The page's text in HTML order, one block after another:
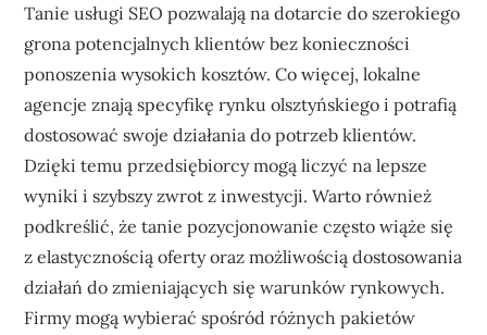
Tanie usługi SEO pozwalają na dotarcie do szerokiego
grona potencjalnych klientów bez konieczności
ponoszenia wysokich kosztów. Co więcej, lokalne
agencje znają specyfikę rynku olsztyńskiego i potrafią
dostosować swoje działania do potrzeb klientów.
Dzięki temu przedsiębiorcy mogą liczyć na lepsze
wyniki i szybszy zwrot z inwestycji. Warto również
podkreślić, że tanie pozycjonowanie często wiąże się
z elastycznością oferty oraz możliwością dostosowania
działań do zmieniających się warunków rynkowych.
Firmy mogą wybierać spośród różnych pakietów